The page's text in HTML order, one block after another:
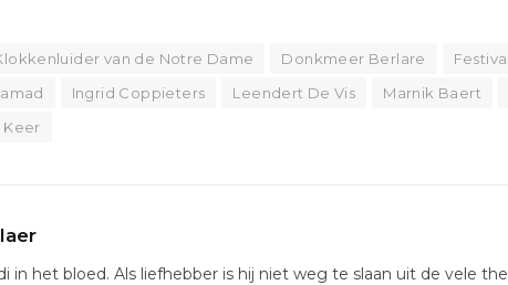
van de Notre Dame Donkmeer Berlare
Ingrid Coppieters Leendert De Vis Marnik Baert
Keer
in het bloed. Als liefhebber is hij niet weg te slaan uit de vele